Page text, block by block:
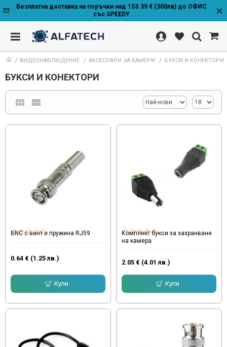
Безплатна доставка на поръчки над 153.39 € (300лв) до ОФИС
със SPEEDY
ВИДЕОНАБЛЮДЕНИЕ АКСЕСОАРИ ЗА КАМЕРИ БУКСИ И КОНЕКТОРИ
БУКСИ И КОНЕКТОРИ
BNC с винт и пружина RJ59
0.64 € (1.25 лв.)
Купи
Комплект букси за захранване
на камера
2.05 € (4.01 лв.)
Купи